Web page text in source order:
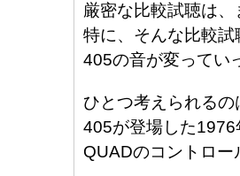
厳密な比較試聴は
特に、そんな比較
405の音が変ってい
ひとつ考えられる
405が登場した
QUADのコントロ